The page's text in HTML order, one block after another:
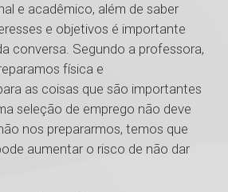
e acadêmico, além de saber
e objetivos é importante
conversa. Segundo a professora,
física e
as coisas que são importantes
seleção de emprego não deve
nos prepararmos, temos que
aumentar o risco de não dar